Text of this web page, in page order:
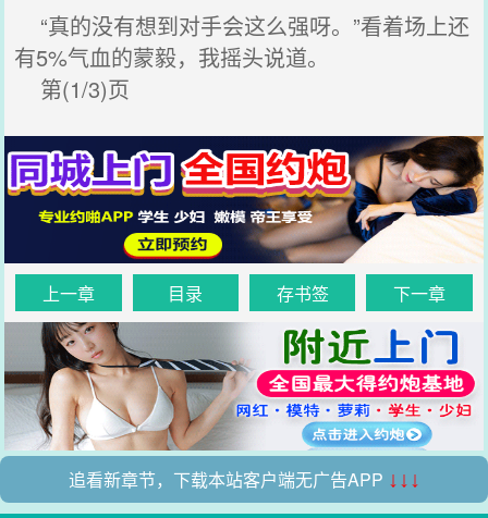
“真的没有想到对手会这么强呀。”看着场上还
有5%气血的蒙毅，我摇头说道。
第(1/3)页
上一章 目录 存书签 下一章
追看新章节，下载本站客户端无广告APP ↓↓↓